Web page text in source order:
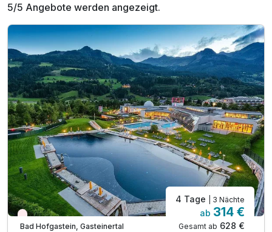
5/5 Angebote werden angezeigt.
Nur noch Restplätze
Bad Hofgastein, Gasteinertal
4 Tage | 3 Nächte
ab 314 €
Gesamt ab 628 €